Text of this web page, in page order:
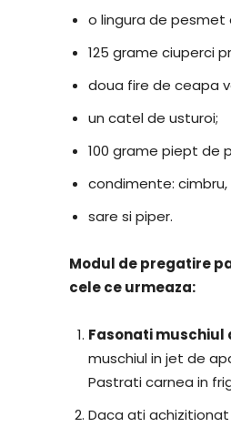
o lingura de pesmet
125 grame ciuperci
doua fire de ceapa
un catel de usturoi;
100 grame piept de
condimente: cimbru,
sare si piper.
​Modul de pregatire
cele ce urmeaza:
Fasonati
muschiul in jet de
Pastrati carnea in
Daca ati